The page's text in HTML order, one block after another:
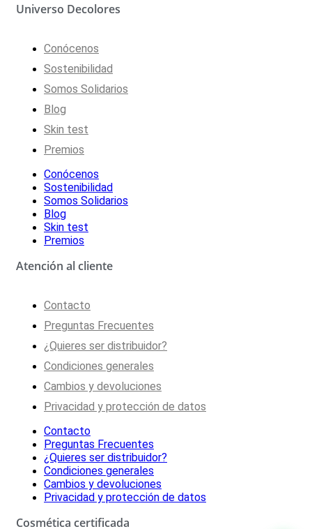
Universo Decolores
Conócenos
Sostenibilidad
Somos Solidarios
Blog
Skin test
Premios
Conócenos
Sostenibilidad
Somos Solidarios
Blog
Skin test
Premios
Atención al cliente
Contacto
Preguntas Frecuentes
¿Quieres ser distribuidor?
Condiciones generales
Cambios y devoluciones
Privacidad y protección de datos
Contacto
Preguntas Frecuentes
¿Quieres ser distribuidor?
Condiciones generales
Cambios y devoluciones
Privacidad y protección de datos
Cosmética certificada